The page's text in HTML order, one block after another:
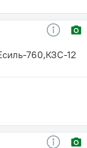
760,КЗС-12